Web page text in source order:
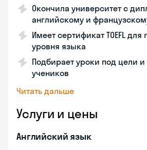
Окончила университет с
английскому и
Имеет сертификат TOEFL
уровня языка
Подбирает уроки под цели
учеников
Читать дальше
Услуги и цены
Английский язык